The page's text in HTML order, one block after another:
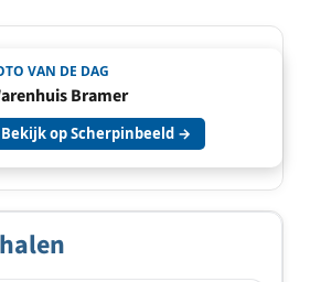
VAN DE DAG
Bramer
Bekijk op Scherpinbeeld →